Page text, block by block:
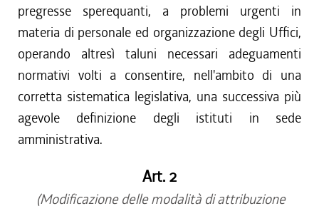
pregresse sperequanti, a problemi urgenti in
materia di personale ed organizzazione degli Uffici,
operando altresì taluni necessari adeguamenti
normativi volti a consentire, nell'ambito di una
corretta sistematica legislativa, una successiva più
agevole definizione degli istituti in sede
amministrativa.
Art. 2
(Modificazione delle modalità di attribuzione